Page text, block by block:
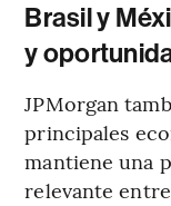
Brasil y
y
JPMorgan
principales
mantiene una
relevante